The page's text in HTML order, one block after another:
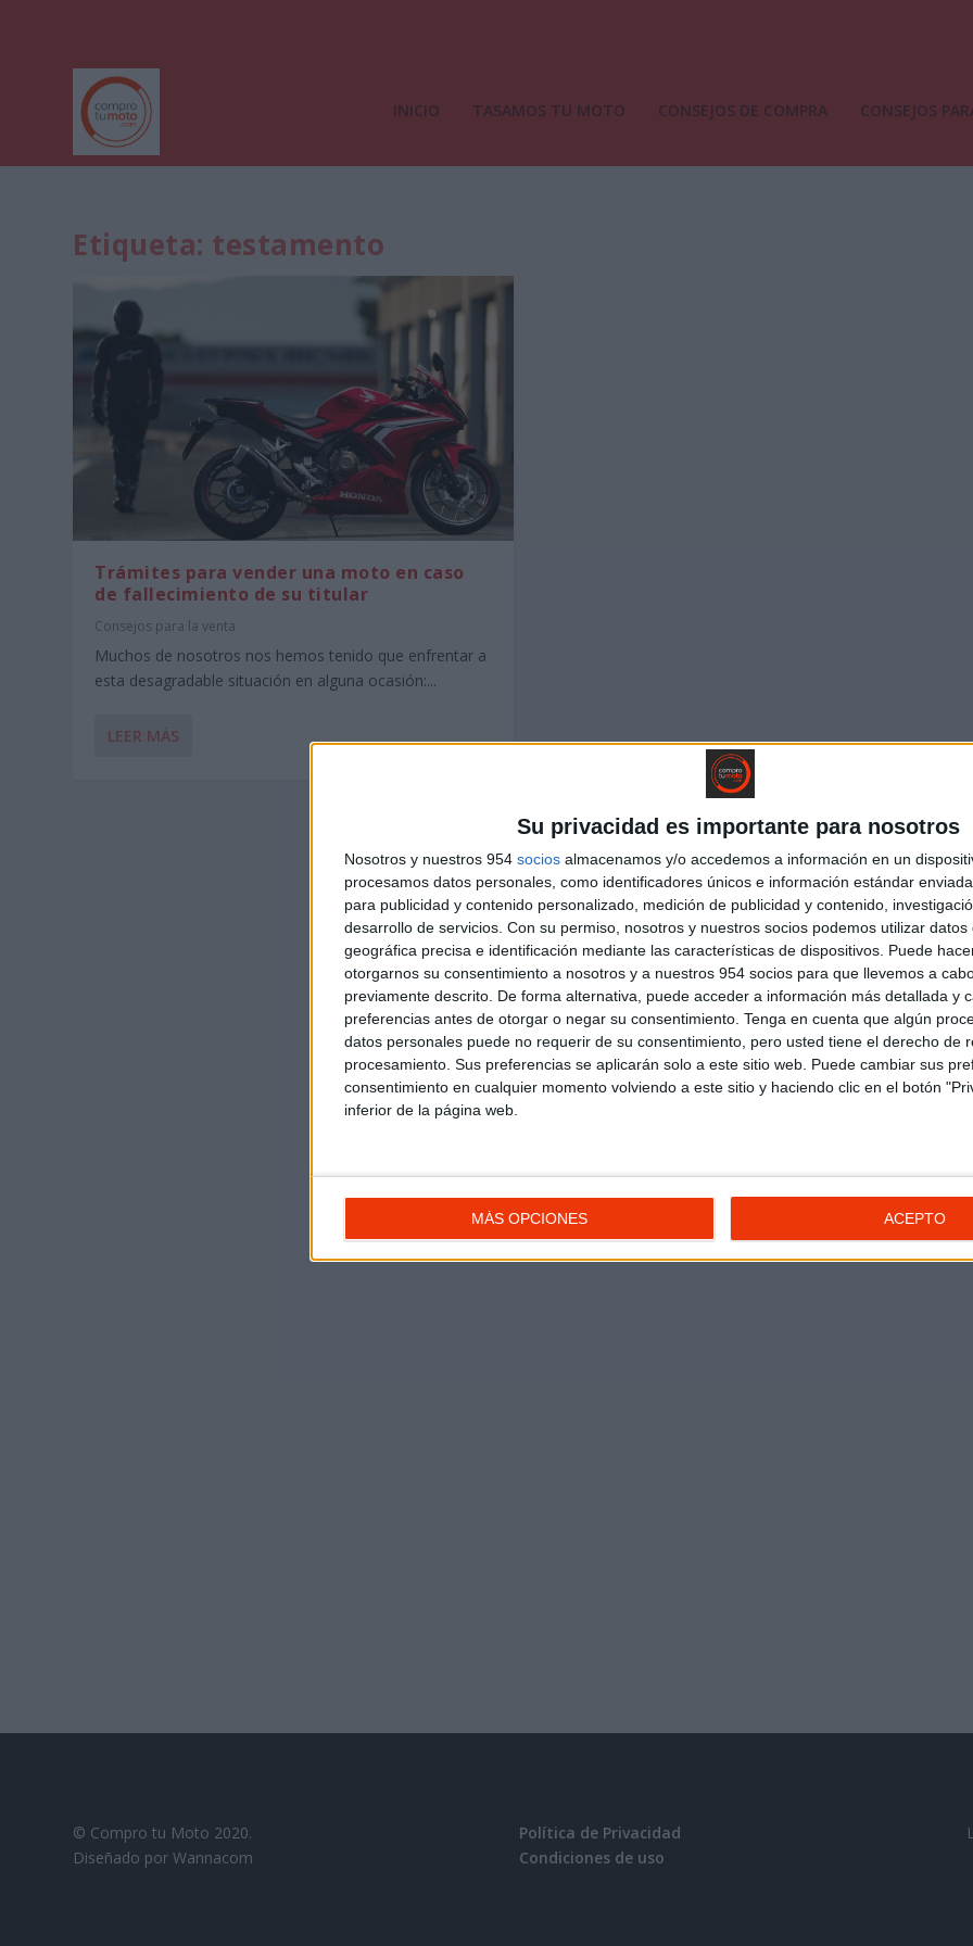
Su privacidad es importante para nosotros
Nosotros y nuestros 954 socios almacenamos y/o accedemos a información en un
procesamos datos personales, como identificadores únicos e información estándar
para publicidad y contenido personalizado, medición de publicidad y contenido,
desarrollo de servicios. Con su permiso, nosotros y nuestros socios podemos utilizar datos
geográfica precisa e identificación mediante las características de dispositivos. Puede
otorgarnos su consentimiento a nosotros y a nuestros 954 socios para que llevemos a
previamente descrito. De forma alternativa, puede acceder a información más detallada y
preferencias antes de otorgar o negar su consentimiento. Tenga en cuenta que algún
datos personales puede no requerir de su consentimiento, pero usted tiene el derecho de
procesamiento. Sus preferencias se aplicarán solo a este sitio web. Puede cambiar sus
consentimiento en cualquier momento volviendo a este sitio y haciendo clic en el botón
inferior de la página web.
MÁS OPCIONES ACEPTO
INICIO TASAMOS TU MOTO CONSEJOS DE COMPRA CONSEJOS
Etiqueta: testamento
Trámites para vender una moto en caso
de fallecimiento de su titular
Consejos para la venta
Muchos de nosotros nos hemos tenido que enfrentar a
esta desagradable situación en alguna ocasión:...
LEER MÁS
© Compro tu Moto 2020.
Diseñado por Wannacom
Política de Privacidad
Condiciones de uso